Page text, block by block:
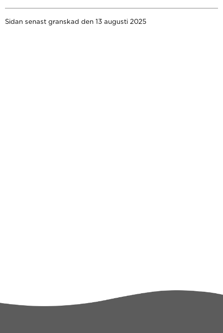
Sidan senast granskad den 13 augusti 2025